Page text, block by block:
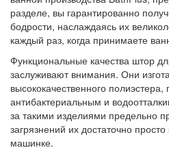
разделе, вы гарантированно
бодрости, наслаждаясь их
каждый раз, когда принимаете
Функциональные качества штор
заслуживают внимания. Они
высококачественного полиэстера,
антибактериальным и
за такими изделиями предельно
загрязнений их достаточно
машинке.